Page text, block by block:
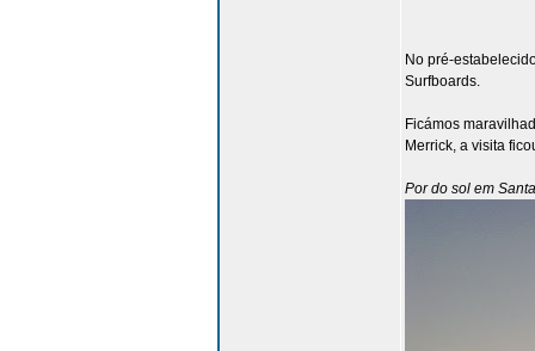
No pré-
Surfboards.
Ficámos
Merrick, a visita
Por do sol em